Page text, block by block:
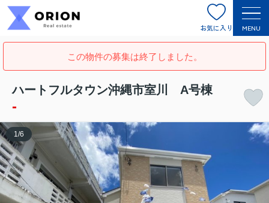
お気に入り MENU
この物件の募集は終了しました。
ハートフルタウン沖縄市室川 A号棟
-
1 /6